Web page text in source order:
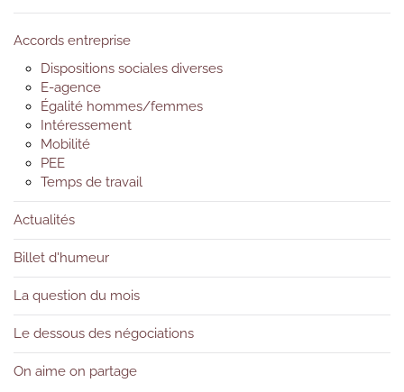
Accords entreprise
Dispositions sociales diverses
E-agence
Égalité hommes/femmes
Intéressement
Mobilité
PEE
Temps de travail
Actualités
Billet d'humeur
La question du mois
Le dessous des négociations
On aime on partage